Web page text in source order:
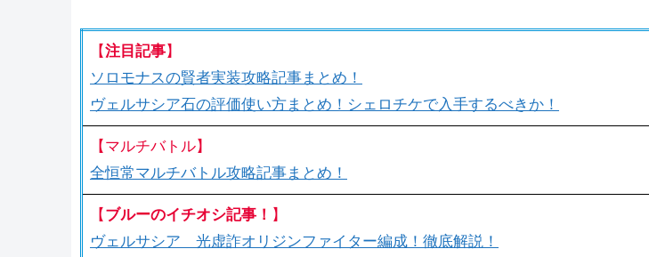
【注目記事】
ソロモナスの賢者実装攻略記事まとめ！
ヴェルサシア石の評価使い方まとめ！シェロチケで入手するべきか！
【マルチバトル】
全恒常マルチバトル攻略記事まとめ！
【 ブルーのイチオシ記事！ 】
ヴェルサシア 光虚詐オリジンファイター編成！徹底解説！